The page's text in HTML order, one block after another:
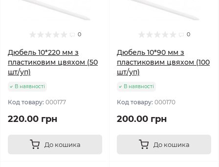
0
Дюбель 10*220 мм з
пластиковим цвяхом (50
шт/уп)
В наявності
Код товару: 000177
220.00 грн
До кошика
0
Дюбель 10*90 мм з
пластиковим цвяхом (100
шт/уп)
В наявності
Код товару: 000170
200.00 грн
До кошика